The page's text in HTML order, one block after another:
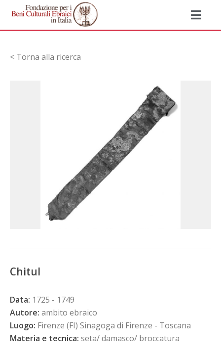
< Torna alla ricerca
Chitul
Data: 1725 - 1749
Autore: ambito ebraico
Luogo: Firenze (FI) Sinagoga di Firenze - Toscana
Materia e tecnica: seta/ damasco/ broccatura